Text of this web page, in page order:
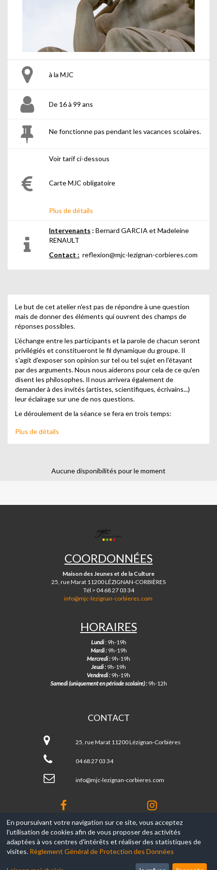
à la MJC
De 16 à 99 ans
Ne fonctionne pas pendant les vacances scolaires.
Voir tarif ci-dessous
Carte MJC obligatoire
Plus de détails
Intervenants : Bernard GARCIA et Madeleine
RENAULT
Contact : reflexion@mjc-lezignan-corbieres.com
Le but de cet atelier n'est pas de répondre à une question
mais de donner des éléments qui ouvrent des champs de
réponses possibles.
L'échange entre les participants et la parole de chacun seront
privilégiés et constitueront le fil dynamique du groupe. Il
s'agit d'exposer son opinion sur tel ou tel sujet en l'étayant
par des arguments. Nous nous aiderons pour cela de ce qu'en
disent les philosophes. Il nous arrivera également de
demander à des invités (artistes, scientifiques, écrivains...)
leur éclairage sur une de nos questions.
Le déroulement de la séance se fera en trois temps:
- L'abord intuitif par lequel la question sera elle-même
- Discussion, échange de points de vue.
Plus de détails
Aucune disponibilités pour le moment
MJC
DE
CORBIÈRES
COORDONNÉES
Maison des Jeunes et de la Culture
25, rue Marat 11200 LÉZIGNAN-CORBIÈRES
Tél > 04 68 27 03 34
info@mjc-lezignan-corbieres.com
HORAIRES
Lundi: 9h-19h
Mardi :9h-19h
Mercredi : 9h-19h
Jeudi : 9h-19h
Vendredi : 9h-19h
Samedi (uniquement en période scolaire) :9h-12h
CONTACT
Lézignan-
Corbières
25, rue Marat 11200 Lézignan-Corbières
04 68 27 03 34
info@mjc-lezignan-corbieres.com
© 2017-2026, Ce site est propulsé par Aniapps.fr
CGV
En poursuivant votre navigation sur ce site, vous acceptez
l'utilisation de cookies afin de vous proposer des activités
adaptées à vos centres d'intérêts et réaliser des statistiques de
visites. Règlement Général de Protection des Données